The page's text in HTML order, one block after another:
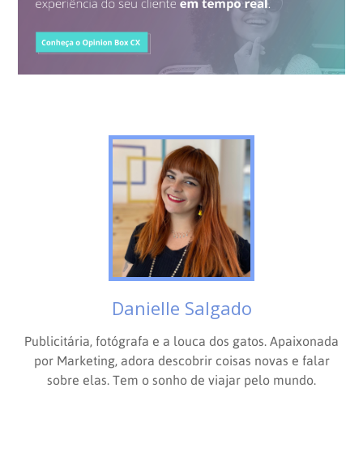
Danielle Salgado
Publicitária, fotógrafa e a louca dos gatos. Apaixonada
por Marketing, adora descobrir coisas novas e falar
sobre elas. Tem o sonho de viajar pelo mundo.